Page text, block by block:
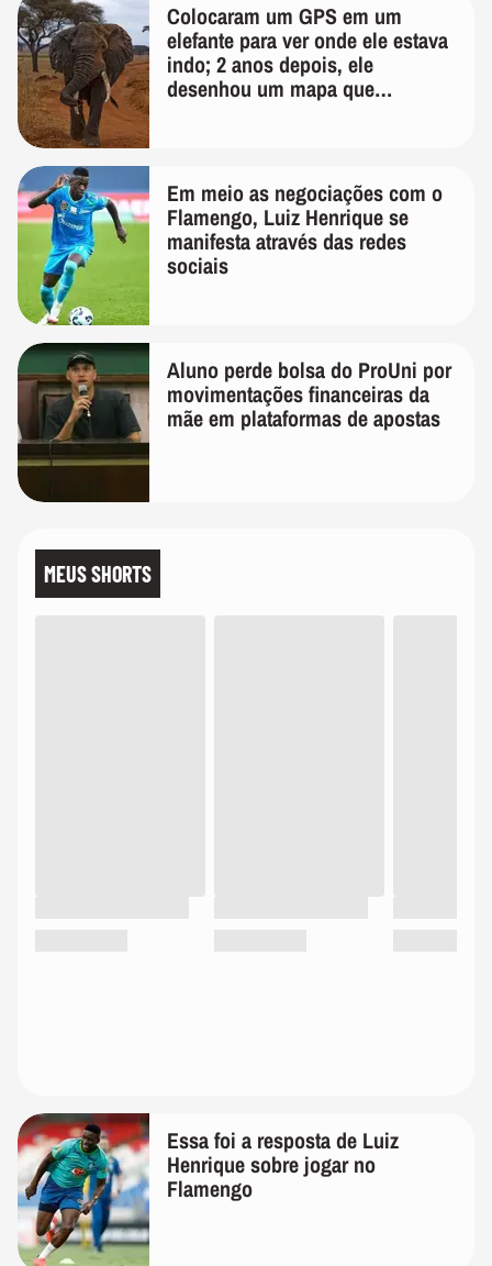
Colocaram um GPS em um
elefante para ver onde ele estava
indo; 2 anos depois, ele
desenhou um mapa que
Em meio as negociações com o
Flamengo, Luiz Henrique se
manifesta através das redes
sociais
Aluno perde bolsa do ProUni por
movimentações financeiras da
mãe em plataformas de apostas
MEUS SHORTS
Essa foi a resposta de Luiz
Henrique sobre jogar no
Flamengo